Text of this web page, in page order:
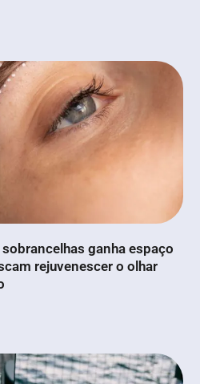
ganha espaço
rejuvenescer o olhar